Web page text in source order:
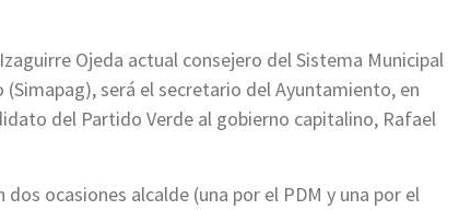
Ojeda actual consejero del Sistema Municipal
será el secretario del Ayuntamiento, en
del Partido Verde al gobierno capitalino, Rafael
ocasiones alcalde (una por el PDM y una por el